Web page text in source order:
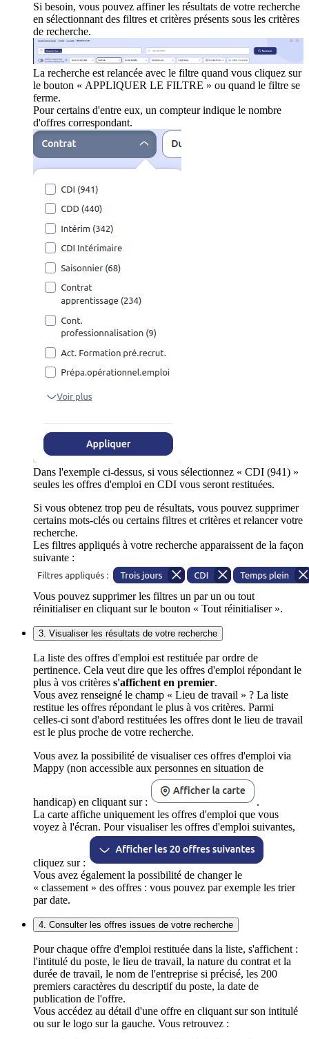
Si besoin, vous pouvez affiner les résultats de votre recherche
en sélectionnant des filtres et critères présents sous les critères
de recherche.
La recherche est relancée avec le filtre quand vous cliquez sur
le bouton « APPLIQUER LE FILTRE » ou quand le filtre se
ferme.
Pour certains d'entre eux, un compteur indique le nombre
d'offres correspondant.
Dans l'exemple ci-dessus, si vous sélectionnez « CDI (941) »
seules les offres d'emploi en CDI vous seront restituées.
Si vous obtenez trop peu de résultats, vous pouvez supprimer
certains mots-clés ou certains filtres et critères et relancer votre
recherche.
Les filtres appliqués à votre recherche apparaissent de la façon
suivante :
Vous pouvez supprimer les filtres un par un ou tout
réinitialiser en cliquant sur le bouton « Tout réinitialiser ».
3. Visualiser les résultats de votre recherche
La liste des offres d'emploi est restituée par ordre de
pertinence. Cela veut dire que les offres d'emploi répondant le
plus à vos critères s'affichent en premier.
Vous avez renseigné le champ « Lieu de travail » ? La liste
restitue les offres répondant le plus à vos critères. Parmi
celles-ci sont d'abord restituées les offres dont le lieu de travail
est le plus proche de votre recherche.
Vous avez la possibilité de visualiser ces offres d'emploi via
Mappy (non accessible aux personnes en situation de
handicap) en cliquant sur :
.
La carte affiche uniquement les offres d'emploi que vous
voyez à l'écran. Pour visualiser les offres d'emploi suivantes,
cliquez sur :
Vous avez également la possibilité de changer le
« classement » des offres : vous pouvez par exemple les trier
par date.
4. Consulter les offres issues de votre recherche
Pour chaque offre d'emploi restituée dans la liste, s'affichent :
l'intitulé du poste, le lieu de travail, la nature du contrat et la
durée de travail, le nom de l'entreprise si précisé, les 200
premiers caractères du descriptif du poste, la date de
publication de l'offre.
Vous accédez au détail d'une offre en cliquant sur son intitulé
ou sur le logo sur la gauche. Vous retrouvez :